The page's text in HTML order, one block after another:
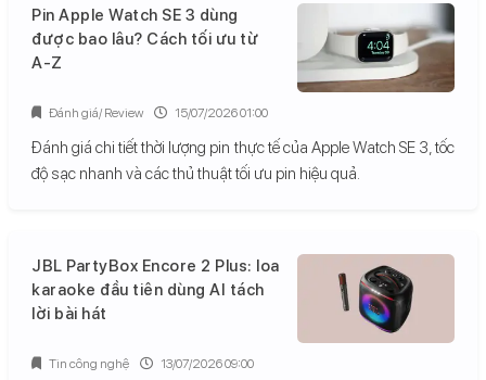
Pin Apple Watch SE 3 dùng
được bao lâu? Cách tối ưu từ
A-Z
Đánh giá chi tiết thời lượng pin thực tế của Apple Watch SE 3, tốc
độ sạc nhanh và các thủ thuật tối ưu pin hiệu quả.
Đánh giá/ Review 15/07/2026 01:00
JBL PartyBox Encore 2 Plus: loa
karaoke đầu tiên dùng AI tách
lời bài hát
Tin công nghệ 13/07/2026 09:00